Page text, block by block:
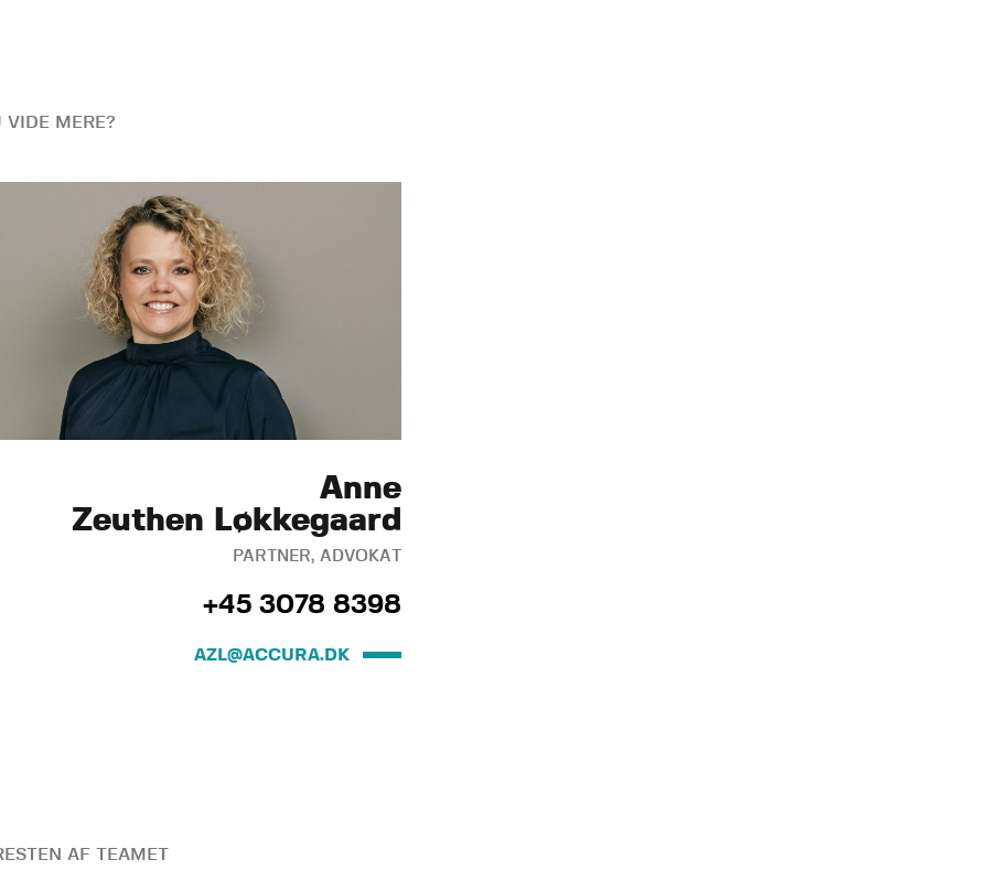
VIDE MERE?
Anne
Zeuthen Løkkegaard
PARTNER, ADVOKAT
+45 3078 8398
AZL@ACCURA.DK
AF TEAMET